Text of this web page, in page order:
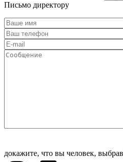
Письмо директору
докажите, что вы человек, выбрав